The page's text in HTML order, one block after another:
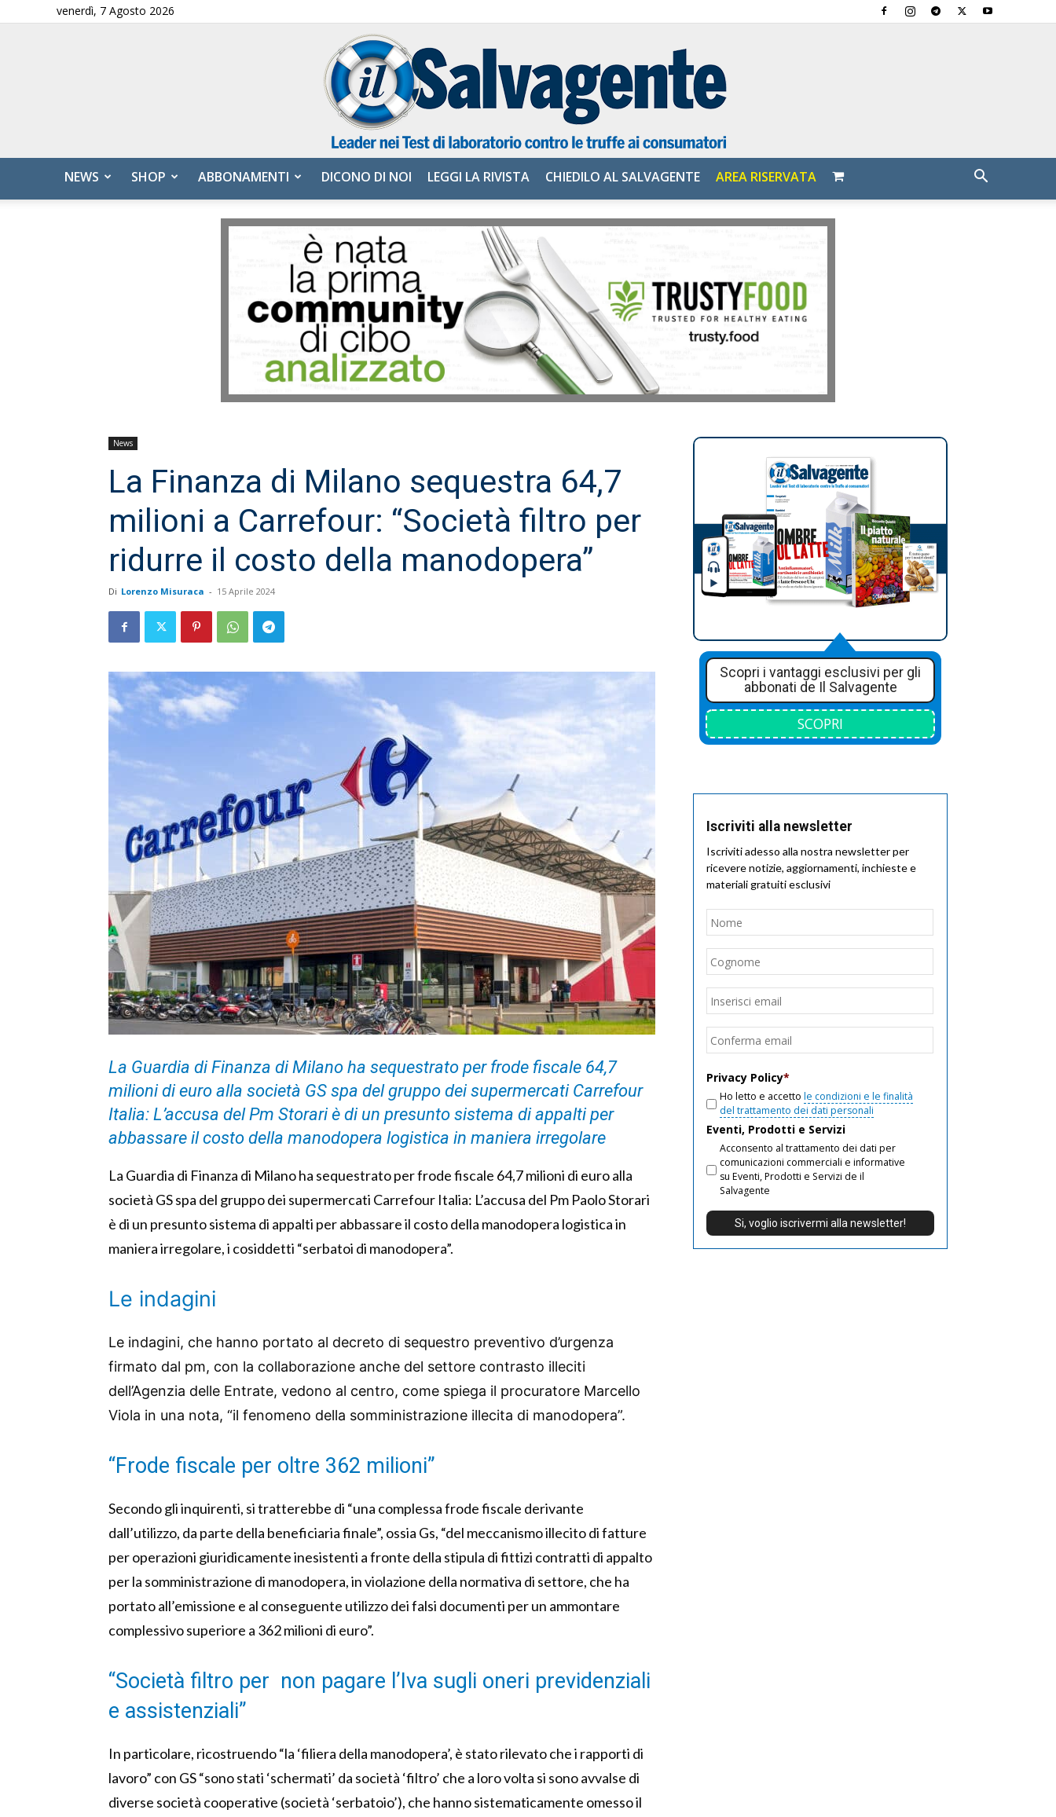
venerdì, 7 Agosto 2026
Salvagente
NEWS SHOP ABBONAMENTI DICONO DI NOI LEGGI LA RIVISTA CHIEDILO AL SALVAGENTE AREA RISERVATA
News
La Finanza di Milano sequestra 64,7
milioni a Carrefour: “Società filtro per
ridurre il costo della manodopera”
Di Lorenzo Misuraca - 15 Aprile 2024
La Guardia di Finanza di Milano ha sequestrato per frode fiscale 64,7
milioni di euro alla società GS spa del gruppo dei supermercati Carrefour
Italia: L’accusa del Pm Storari è di un presunto sistema di appalti per
abbassare il costo della manodopera logistica in maniera irregolare
La Guardia di Finanza di Milano ha sequestrato per frode fiscale 64,7 milioni di euro alla
società GS spa del gruppo dei supermercati Carrefour Italia: L’accusa del Pm Paolo Storari
è di un presunto sistema di appalti per abbassare il costo della manodopera logistica in
maniera irregolare, i cosiddetti “serbatoi di manodopera”.
Le indagini
Le indagini, che hanno portato al decreto di sequestro preventivo d’urgenza
firmato dal pm, con la collaborazione anche del settore contrasto illeciti
dell’Agenzia delle Entrate, vedono al centro, come spiega il procuratore Marcello
Viola in una nota, “il fenomeno della somministrazione illecita di manodopera”.
“Frode fiscale per oltre 362 milioni”
Secondo gli inquirenti, si tratterebbe di “una complessa frode fiscale derivante
dall’utilizzo, da parte della beneficiaria finale”, ossia Gs, “del meccanismo illecito di fatture
per operazioni giuridicamente inesistenti a fronte della stipula di fittizi contratti di appalto
per la somministrazione di manodopera, in violazione della normativa di settore, che ha
portato all’emissione e al conseguente utilizzo dei falsi documenti per un ammontare
complessivo superiore a 362 milioni di euro”.
“Società filtro per non pagare l’Iva sugli oneri previdenziali
e assistenziali”
In particolare, ricostruendo “la ‘filiera della manodopera’, è stato rilevato che i rapporti di
lavoro” con GS “sono stati ‘schermati’ da società ‘filtro’ che a loro volta si sono avvalse di
diverse società cooperative (società ‘serbatoio’), che hanno sistematicamente omesso il
Scopri i vantaggi esclusivi per gli
abbonati de Il Salvagente
SCOPRI
Iscriviti alla newsletter
Iscriviti adesso alla nostra newsletter per
ricevere notizie, aggiornamenti, inchieste e
materiali gratuiti esclusivi
Nome
Email
Privacy Policy*
Ho letto e accetto le condizioni e le finalità
del trattamento dei dati personali
Eventi, Prodotti e Servizi
Acconsento al trattamento dei dati per
comunicazioni commerciali e informative
su Eventi, Prodotti e Servizi de il
Salvagente